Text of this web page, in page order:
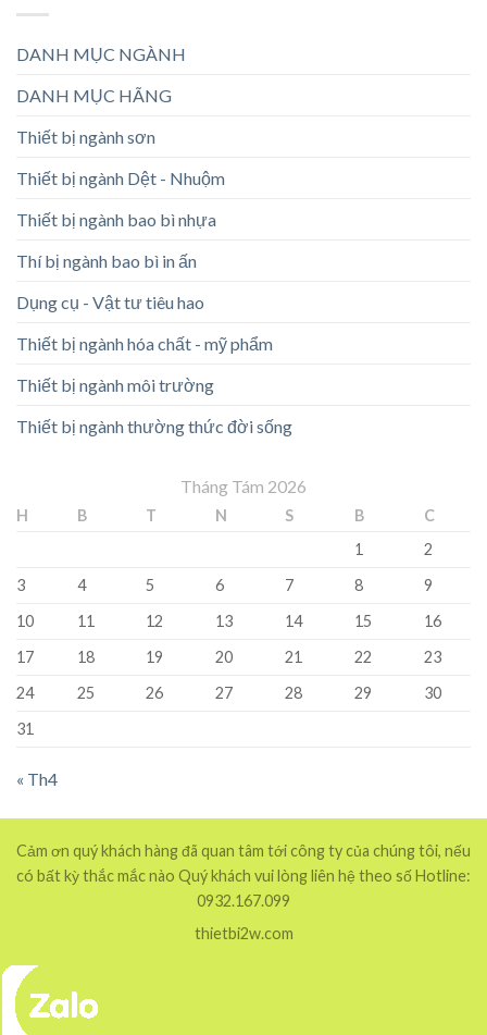
DANH MỤC NGÀNH
DANH MỤC HÃNG
Thiết bị ngành sơn
Thiết bị ngành Dệt - Nhuộm
Thiết bị ngành bao bì nhựa
Thí bị ngành bao bì in ấn
Dụng cụ - Vật tư tiêu hao
Thiết bị ngành hóa chất - mỹ phẩm
Thiết bị ngành môi trường
Thiết bị ngành thường thức đời sống
Tháng Tám 2026
H B T N S B
C
1
2
3
4 5 6 7 8
9
10
11 12 13 14 15
16
17
18 19 20 21 22
23
24
25 26 27 28 29
30
31
« Th4
Cảm ơn quý khách hàng đã quan tâm tới công ty của chúng tôi, nếu
có bất kỳ thắc mắc nào Quý khách vui lòng liên hệ theo số Hotline:
0932.167.099
thietbi2w.com